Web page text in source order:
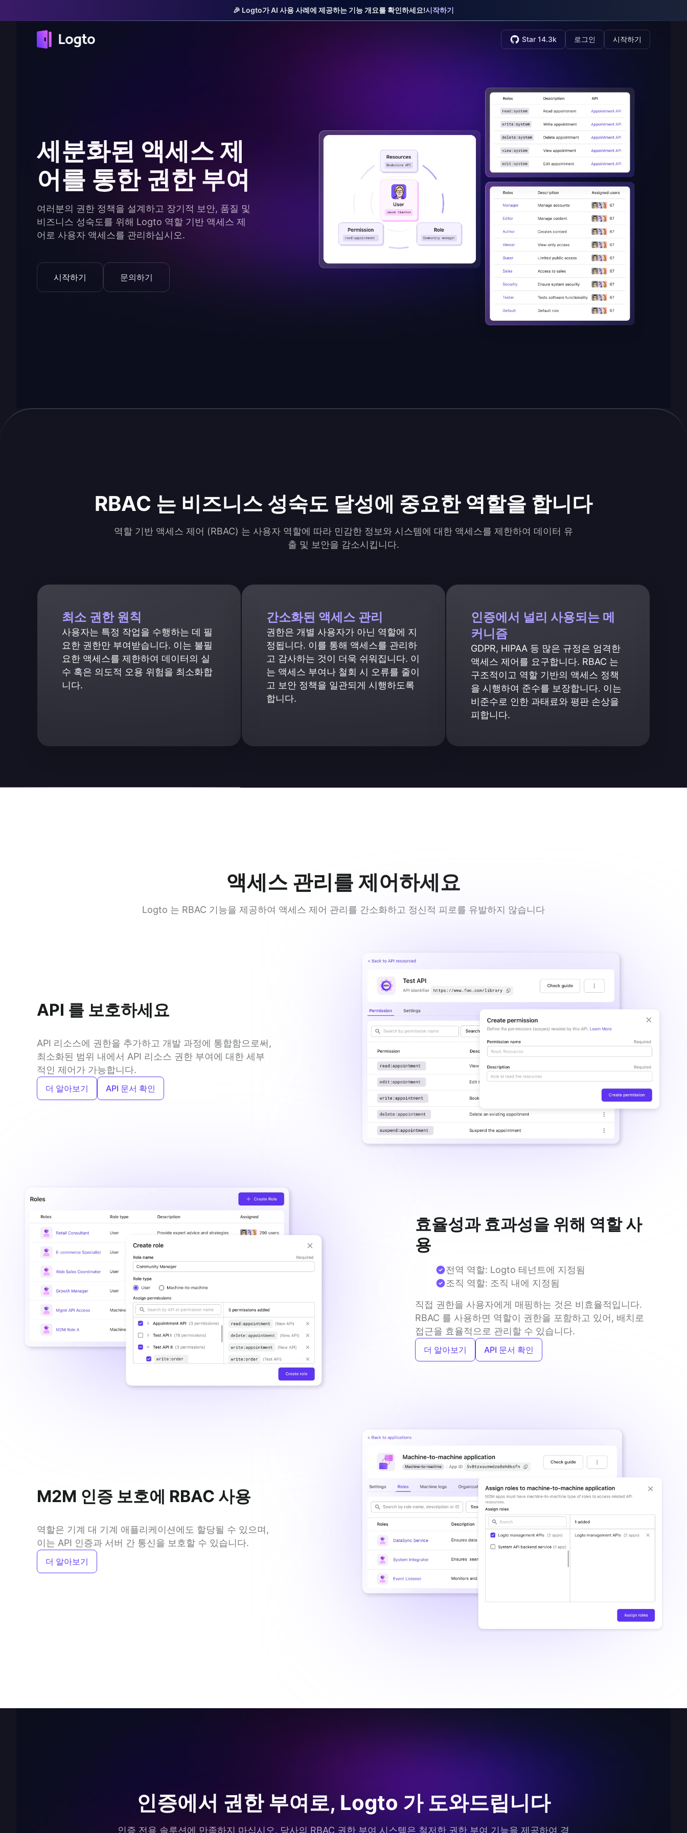
🎉 Logto가 AI 사용 사례에 제공하는 기능 개요를 확인하세요!시작하기
Star 14.3k 로그인 시작하기
세분화된 액세스 제
어를 통한 권한 부여
여러분의 권한 정책을 설계하고 장기적 보안, 품질 및
비즈니스 성숙도를 위해 Logto 역할 기반 액세스 제
어로 사용자 액세스를 관리하십시오.
시작하기 문의하기
RBAC 는 비즈니스 성숙도 달성에 중요한 역할을 합니다
역할 기반 액세스 제어 (RBAC) 는 사용자 역할에 따라 민감한 정보와 시스템에 대한 액세스를 제한하여 데이터 유
출 및 보안을 감소시킵니다.
최소 권한 원칙
사용자는 특정 작업을 수행하는 데 필
요한 권한만 부여받습니다. 이는 불필
요한 액세스를 제한하여 데이터의 실
수 혹은 의도적 오용 위험을 최소화합
니다.
간소화된 액세스 관리
권한은 개별 사용자가 아닌 역할에 지
정됩니다. 이를 통해 액세스를 관리하
고 감사하는 것이 더욱 쉬워집니다. 이
는 액세스 부여나 철회 시 오류를 줄이
고 보안 정책을 일관되게 시행하도록
합니다.
인증에서 널리 사용되는 메
커니즘
GDPR, HIPAA 등 많은 규정은 엄격한
액세스 제어를 요구합니다. RBAC 는
구조적이고 역할 기반의 액세스 정책
을 시행하여 준수를 보장합니다. 이는
비준수로 인한 과태료와 평판 손상을
피합니다.
액세스 관리를 제어하세요
Logto 는 RBAC 기능을 제공하여 액세스 제어 관리를 간소화하고 정신적 피로를 유발하지 않습니다
API 를 보호하세요
API 리소스에 권한을 추가하고 개발 과정에 통합함으로써,
최소화된 범위 내에서 API 리소스 권한 부여에 대한 세부
적인 제어가 가능합니다.
더 알아보기 API 문서 확인
효율성과 효과성을 위해 역할 사
용
직접 권한을 사용자에게 매핑하는 것은 비효율적입니다.
RBAC 를 사용하면 역할이 권한을 포함하고 있어, 배치로
접근을 효율적으로 관리할 수 있습니다.
전역 역할: Logto 테넌트에 지정됨
조직 역할: 조직 내에 지정됨
더 알아보기 API 문서 확인
M2M 인증 보호에 RBAC 사용
역할은 기계 대 기계 애플리케이션에도 할당될 수 있으며,
이는 API 인증과 서버 간 통신을 보호할 수 있습니다.
더 알아보기
인증에서 권한 부여로, Logto 가 도와드립니다
인증 전용 솔루션에 만족하지 마십시오. 당사의 RBAC 권한 부여 시스템은 철저한 권한 부여 기능을 제공하여 경